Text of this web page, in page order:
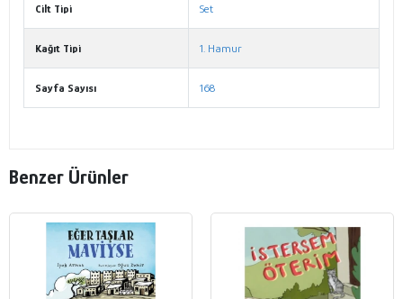
Cilt Tipi Set
Kağıt Tipi 1. Hamur
Sayfa Sayısı 168
Benzer Ürünler